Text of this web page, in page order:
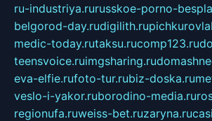
ru-industriya.rurusskoe-porno-
belgorod-day.rudigilith.ru
medic-today.rutaksu.rucomp123.ru
teensvoice.ruimgsharing.ru
eva-elfie.rufoto-tur.rubiz-doska.ru
veslo-i-yakor.ruborodino-media.ru
regionufa.ruweiss-bet.ruzaryna.ru